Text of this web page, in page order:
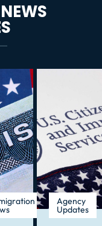
Agency
Updates